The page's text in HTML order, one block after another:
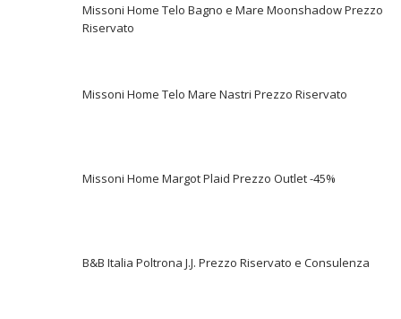
Missoni Home Telo Bagno e Mare Moonshadow Prezzo
Riservato
Missoni Home Telo Mare Nastri Prezzo Riservato
Missoni Home Margot Plaid Prezzo Outlet -45%
B&B Italia Poltrona J.J. Prezzo Riservato e Consulenza